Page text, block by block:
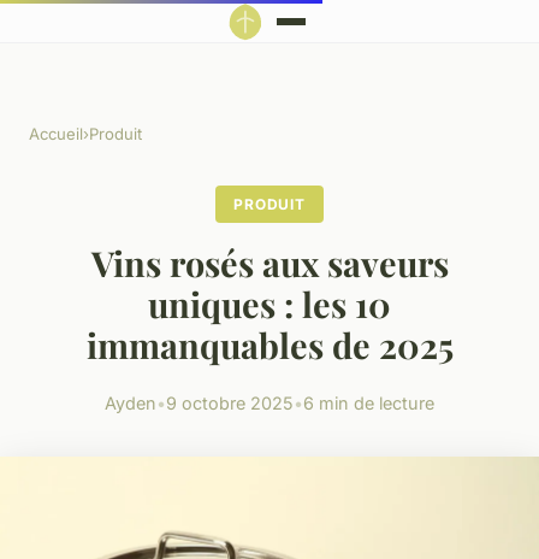
Accueil›Produit
PRODUIT
Vins rosés aux saveurs
uniques : les 10
immanquables de 2025
Ayden•9 octobre 2025•6 min de lecture